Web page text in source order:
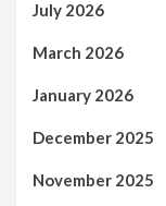
July 2026
March 2026
January 2026
December 2025
November 2025